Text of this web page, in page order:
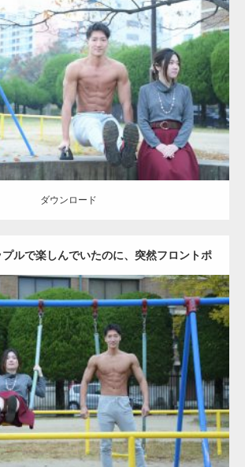
Update:2021.07.6
のマッチョ その他 AKIHITO(細マッチョ) 腹筋
ンロード
ダウンロード
ルで楽しんでいたのに、突然フロントポ
ーズをするマッチョ
Update: 2021.07.6
ッチョ その他 AKIHITO(細マッチョ) 腹筋 大胸筋
ロード